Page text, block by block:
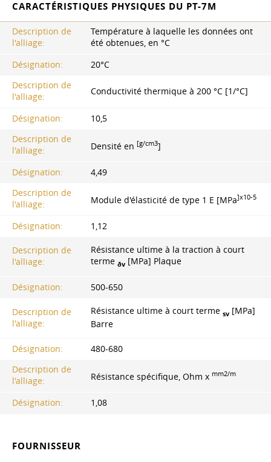
CARACTÉRISTIQUES PHYSIQUES DU PT-7M
Description de
l'alliage:
Température à laquelle les données ont
été obtenues, en °C
Désignation:
20°С
Description de
l'alliage:
Conductivité thermique à 200 °C [1/°C]
Désignation:
10,5
Description de
l'alliage:
Densité en [g/cm3]
Désignation:
4,49
Description de
l'alliage:
Module d'élasticité de type 1 E [MPa]x10-5
Désignation: 1,12
Description de
l'alliage:
Résistance ultime à la traction à court
terme ðv [MPa] Plaque
Désignation: 500-650
Description de
l'alliage:
Résistance ultime à court terme ѕv [MPa]
Barre
Désignation:
480-680
Description de
l'alliage:
Résistance spécifique, Ohm x mm2/m
Désignation: 1,08
FOURNISSEUR